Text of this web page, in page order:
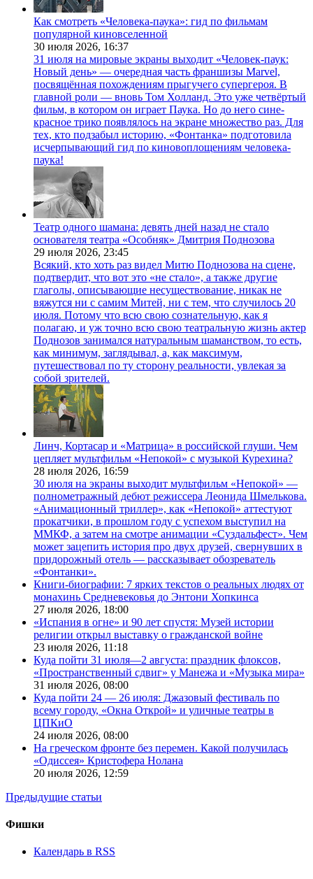
Как смотреть «Человека-паука»: гид по фильмам
популярной киновселенной
30 июля 2026, 16:37
31 июля на мировые экраны выходит «Человек-паук:
Новый день» — очередная часть франшизы Marvel,
посвящённая похождениям прыгучего супергероя. В
главной роли — вновь Том Холланд. Это уже четвёртый
фильм, в котором он играет Паука. Но до него сине-
красное трико появлялось на экране множество раз. Для
тех, кто подзабыл историю, «Фонтанка» подготовила
исчерпывающий гид по киновоплощениям человека-
паука!
Театр одного шамана: девять дней назад не стало
основателя театра «Особняк» Дмитрия Поднозова
29 июля 2026, 23:45
Всякий, кто хоть раз видел Митю Поднозова на сцене,
подтвердит, что вот это «не стало», а также другие
глаголы, описывающие несуществование, никак не
вяжутся ни с самим Митей, ни с тем, что случилось 20
июля. Потому что всю свою сознательную, как я
полагаю, и уж точно всю свою театральную жизнь актер
Поднозов занимался натуральным шаманством, то есть,
как минимум, заглядывал, а, как максимум,
путешествовал по ту сторону реальности, увлекая за
собой зрителей.
Линч, Кортасар и «Матрица» в российской глуши. Чем
цепляет мультфильм «Непокой» с музыкой Курехина?
28 июля 2026, 16:59
30 июля на экраны выходит мультфильм «Непокой» —
полнометражный дебют режиссера Леонида Шмелькова.
«Анимационный триллер», как «Непокой» аттестуют
прокатчики, в прошлом году с успехом выступил на
ММКФ, а затем на смотре анимации «Суздальфест». Чем
может зацепить история про двух друзей, свернувших в
придорожный отель — рассказывает обозреватель
«Фонтанки».
Книги-биографии: 7 ярких текстов о реальных людях от
монахинь Средневековья до Энтони Хопкинса
27 июля 2026, 18:00
«Испания в огне» и 90 лет спустя: Музей истории
религии открыл выставку о гражданской войне
23 июля 2026, 11:18
Куда пойти 31 июля—2 августа: праздник флоксов,
«Пространственный сдвиг» у Манежа и «Музыка мира»
31 июля 2026, 08:00
Куда пойти 24 — 26 июля: Джазовый фестиваль по
всему городу, «Окна Открой» и уличные театры в
ЦПКиО
24 июля 2026, 08:00
На греческом фронте без перемен. Какой получилась
«Одиссея» Кристофера Нолана
20 июля 2026, 12:59
Предыдущие статьи
Фишки
Календарь в RSS